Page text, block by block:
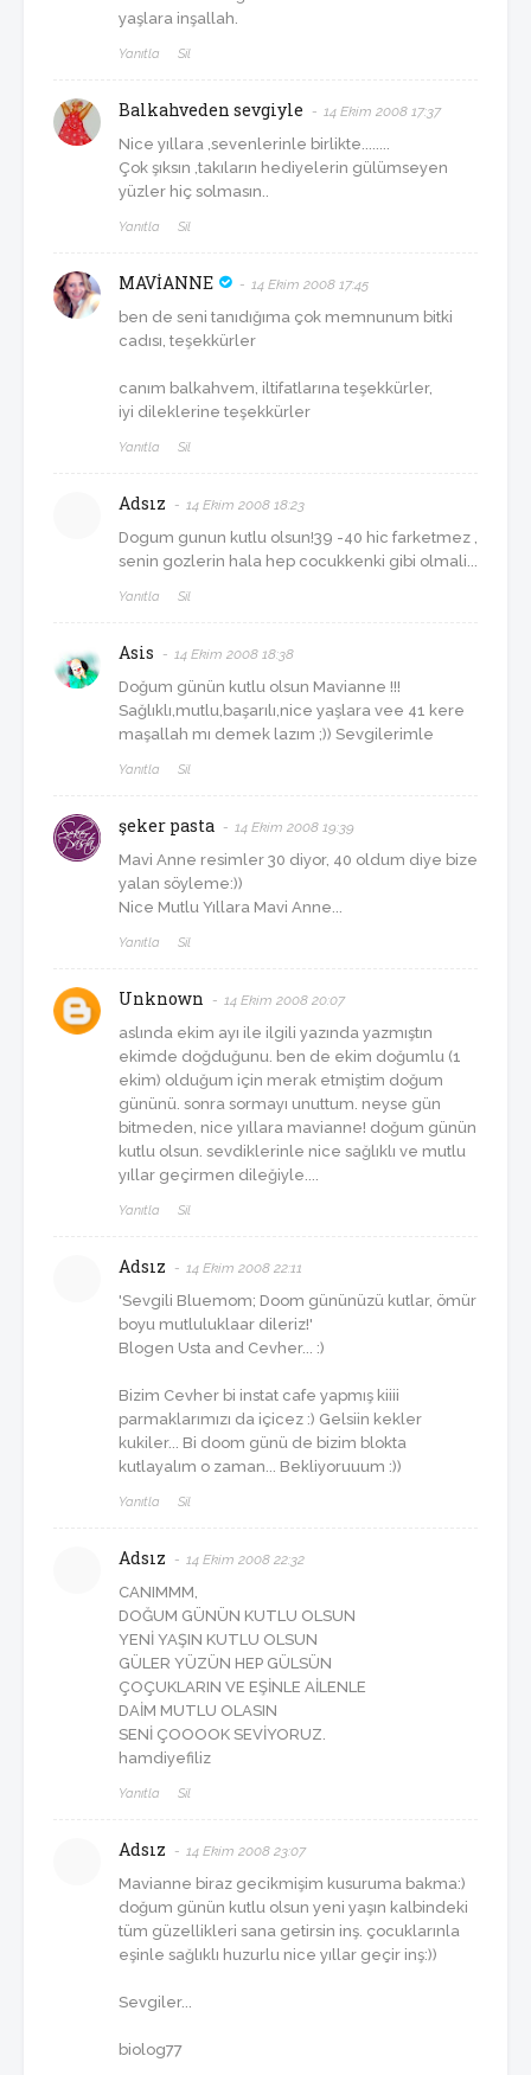
yaşlara inşallah.
Yanıtla Sil
Balkahveden sevgiyle 14 Ekim 2008 17:37
Nice yıllara ,sevenlerinle birlikte........
Çok şıksın ,takıların hediyelerin gülümseyen
yüzler hiç solmasın..
Yanıtla Sil
MAVİANNE 14 Ekim 2008 17:45
ben de seni tanıdığıma çok memnunum bitki
cadısı, teşekkürler
canım balkahvem, iltifatlarına teşekkürler,
iyi dileklerine teşekkürler
Yanıtla Sil
Adsız 14 Ekim 2008 18:23
Dogum gunun kutlu olsun!39 -40 hic farketmez ,
senin gozlerin hala hep cocukkenki gibi olmali...
Yanıtla Sil
Asis 14 Ekim 2008 18:38
Doğum günün kutlu olsun Mavianne !!!
Sağlıklı,mutlu,başarılı,nice yaşlara vee 41 kere
maşallah mı demek lazım ;)) Sevgilerimle
Yanıtla Sil
şeker pasta 14 Ekim 2008 19:39
Mavi Anne resimler 30 diyor, 40 oldum diye bize
yalan söyleme:))
Nice Mutlu Yıllara Mavi Anne...
Yanıtla Sil
Unknown 14 Ekim 2008 20:07
aslında ekim ayı ile ilgili yazında yazmıştın
ekimde doğduğunu. ben de ekim doğumlu (1
ekim) olduğum için merak etmiştim doğum
gününü. sonra sormayı unuttum. neyse gün
bitmeden, nice yıllara mavianne! doğum günün
kutlu olsun. sevdiklerinle nice sağlıklı ve mutlu
yıllar geçirmen dileğiyle....
Yanıtla Sil
Adsız 14 Ekim 2008 22:11
'Sevgili Bluemom; Doom gününüzü kutlar, ömür
boyu mutluluklaar dileriz!'
Blogen Usta and Cevher... :)
Bizim Cevher bi instat cafe yapmış kiiii
parmaklarımızı da içicez :) Gelsiin kekler
kukiler... Bi doom günü de bizim blokta
kutlayalım o zaman... Bekliyoruuum :))
Yanıtla Sil
Adsız 14 Ekim 2008 22:32
CANIMMM,
DOĞUM GÜNÜN KUTLU OLSUN
YENİ YAŞIN KUTLU OLSUN
GÜLER YÜZÜN HEP GÜLSÜN
ÇOÇUKLARIN VE EŞİNLE AİLENLE
DAİM MUTLU OLASIN
SENİ ÇOOOOK SEVİYORUZ.
hamdiyefiliz
Yanıtla Sil
Adsız 14 Ekim 2008 23:07
Mavianne biraz gecikmişim kusuruma bakma:)
doğum günün kutlu olsun yeni yaşın kalbindeki
tüm güzellikleri sana getirsin inş. çocuklarınla
eşinle sağlıklı huzurlu nice yıllar geçir inş:))
Sevgiler...
biolog77